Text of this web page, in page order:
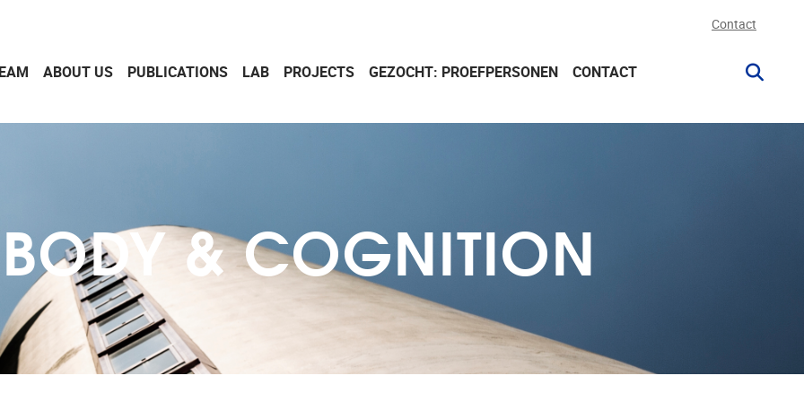
Contact
ABOUT US PUBLICATIONS LAB PROJECTS GEZOCHT: PROEFPERSONEN CONTACT
& COGNITION